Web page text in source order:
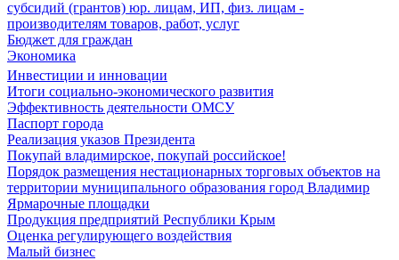
субсидий (грантов) юр. лицам, ИП, физ. лицам -
производителям товаров, работ, услуг
Бюджет для граждан
Экономика
Инвестиции и инновации
Итоги социально-экономического развития
Эффективность деятельности ОМСУ
Паспорт города
Реализация указов Президента
Покупай владимирское, покупай российское!
Порядок размещения нестационарных торговых объектов на
территории муниципального образования город Владимир
Ярмарочные площадки
Продукция предприятий Республики Крым
Оценка регулирующего воздействия
Малый бизнес